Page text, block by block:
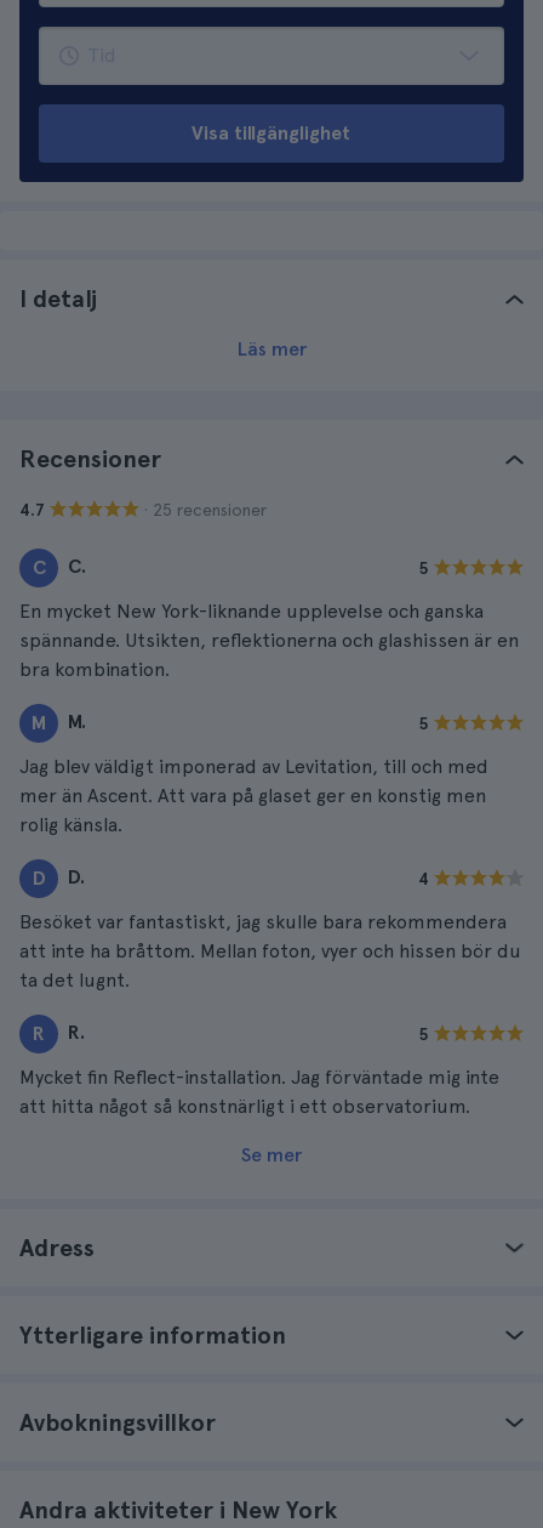
Visa tillgänglighet
I detalj
Läs mer
Recensioner
4.7 · 25 recensioner
C C. 5
En mycket New York-liknande upplevelse och ganska
spännande. Utsikten, reflektionerna och glashissen är en
bra kombination.
M M. 5
Jag blev väldigt imponerad av Levitation, till och med
mer än Ascent. Att vara på glaset ger en konstig men
rolig känsla.
D D. 4
Besöket var fantastiskt, jag skulle bara rekommendera
att inte ha bråttom. Mellan foton, vyer och hissen bör du
ta det lugnt.
R R. 5
Mycket fin Reflect-installation. Jag förväntade mig inte
att hitta något så konstnärligt i ett observatorium.
Se mer
Adress
Ytterligare information
Avbokningsvillkor
Andra aktiviteter i New York